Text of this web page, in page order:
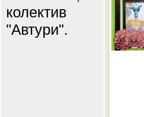
колектив
"Автури".